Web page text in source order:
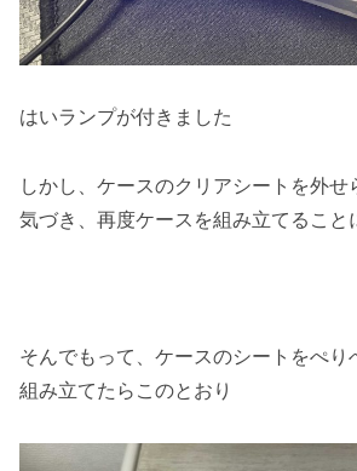
はいランプが付きました
しかし、ケースのクリアシートを外せ
気づき、再度ケースを組み立てること
そんでもって、ケースのシートをぺり
組み立てたらこのとおり